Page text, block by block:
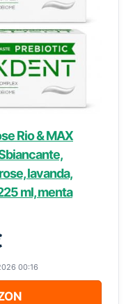
Rio & MAX
lavanda,
ml, menta
00:16